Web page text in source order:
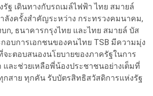
ฐ เดินทางกับรถเมล์ไฟฟ้า ไทย สมายล์
ลังครั้งสำคัญระหว่าง กระทรวงคมนาคม,
ก, ธนาคารกรุงไทย และไทย สมายล์ บัส
อบการเอกชนของคนไทย TSB มีความมุ่ง
จะตอบสนองนโยบายของภาครัฐในการ
และช่วยเหลือพี่น้องประชาชนอย่างเต็มที่
กสาย ทุกคัน รับบัตรสิทธิสวัสดิการแห่งรัฐ